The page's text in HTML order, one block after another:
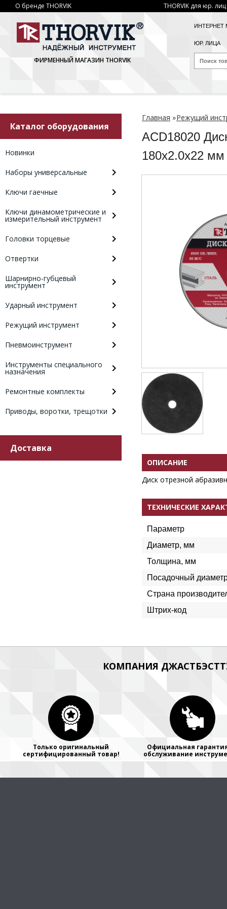
О бренде THORVIK THORVIK для юр. лиц
ФИРМЕННЫЙ МАГАЗИН THORVIK
ИНТЕРНЕТ
ЮР. ЛИЦА
Каталог оборудования
Новинки
Наборы универсальные
Ключи гаечные
Ключи динамометрические и
измерительный инструмент
Головки торцевые
Отвертки
Шарнирно-губцевый
инструмент
Ударный инструмент
Режущий инструмент
Пневмоинструмент
Инструменты специального
назначения
Ремонтные комплекты
Приводы, воротки, трещотки
Доставка
Главная »Режущий
ACD18020
180х2.0х22
ОПИСАНИЕ
Диск отрезной
ТЕХНИЧЕСКИЕ
Параметр
Диаметр, мм
Толщина, мм
Посадочный
Страна
Штрих-код
КОМПАНИЯ
Только оригинальный
сертифицированный товар!
Официальная
обслуживание